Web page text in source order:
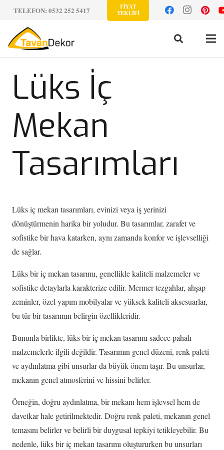
TELEFON: 0532 252 5417
FİYAT
TEKLİFİ
Lüks İç
Mekan
Tasarımları
Lüks iç mekan tasarımları, evinizi veya iş yerinizi
dönüştürmenin harika bir yoludur. Bu tasarımlar, zarafet ve
sofistike bir hava katarken, aynı zamanda konfor ve işlevselliği
de sağlar.
Lüks bir iç mekan tasarımı, genellikle kaliteli malzemeler ve
sofistike detaylarla karakterize edilir. Mermer tezgahlar, ahşap
zeminler, özel yapım mobilyalar ve yüksek kaliteli aksesuarlar,
bu tür bir tasarımın belirgin özellikleridir.
Bununla birlikte, lüks bir iç mekan tasarımı sadece pahalı
malzemelerle ilgili değildir. Tasarımın genel düzeni, renk paleti
ve aydınlatma gibi unsurlar da büyük önem taşır. Bu unsurlar,
mekanın genel atmosferini ve hissini belirler.
Örneğin, doğru aydınlatma, bir mekanı hem işlevsel hem de
davetkar hale getirilmektedir. Doğru renk paleti, mekanın genel
temasını belirler ve belirli bir duygusal tepkiyi tetikleyebilir. Bu
nedenle, lüks bir iç mekan tasarımı oluştururken bu unsurları